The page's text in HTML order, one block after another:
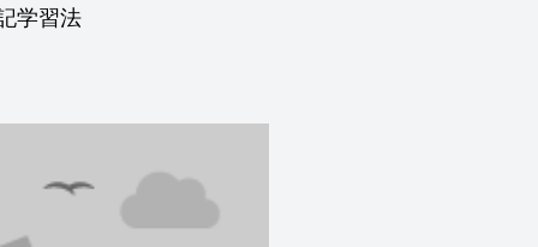
学習法